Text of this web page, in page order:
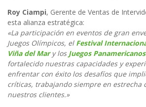
Roy Ciampi, Gerente de Ventas de
esta alianza estratégica:
«La participación en eventos de gran
Juegos Olímpicos, el Festival
Viña del Mar y los Juegos
fortalecido nuestras capacidades y
enfrentar con éxito los desafíos que
críticas, trabajando siempre en estrecha
nuestros clientes.»